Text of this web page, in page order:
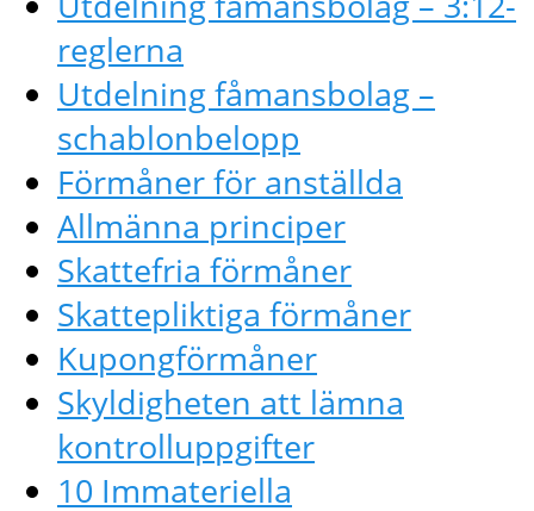
reglerna
Utdelning fåmansbolag –
schablonbelopp
Förmåner för anställda
Allmänna principer
Skattefria förmåner
Skattepliktiga förmåner
Kupongförmåner
Skyldigheten att lämna
kontrolluppgifter
10 Immateriella